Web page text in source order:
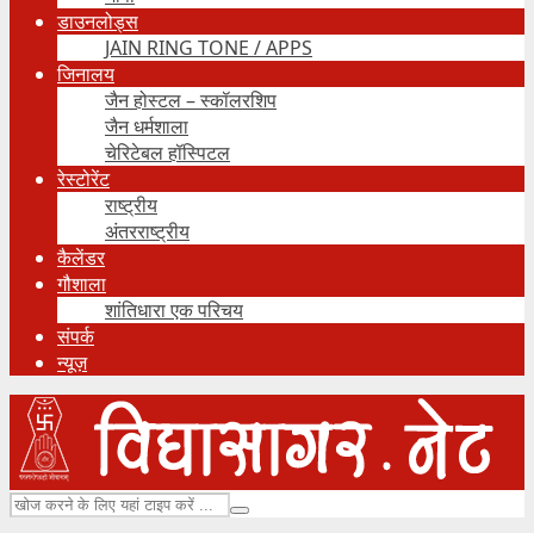
डाउनलोड्स
JAIN RING TONE / APPS
जिनालय
जैन होस्टल – स्कॉलरशिप
जैन धर्मशाला
चेरिटेबल हॉस्पिटल
रेस्टोरेंट
राष्ट्रीय
अंतरराष्ट्रीय
कैलेंडर
गौशाला
शांतिधारा एक परिचय
संपर्क
न्यूज़